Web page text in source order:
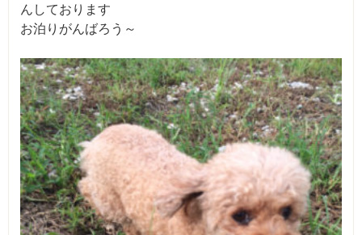
んしております
お泊りがんばろう～